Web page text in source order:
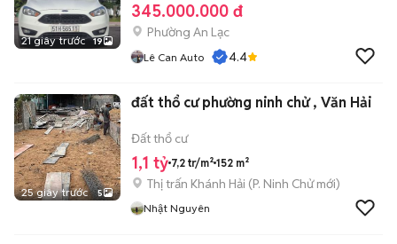
21 giây trước 19
345.000.000 đ
Phường An Lạc
Lê Can Auto 4.4
25 giây trước 5
đất thổ cư phường ninh chử , Văn Hải
Đất thổ cư
1,1 tỷ 7,2 tr/m² 152 m²
Thị trấn Khánh Hải (P. Ninh Chửmới)
Nhật Nguyên